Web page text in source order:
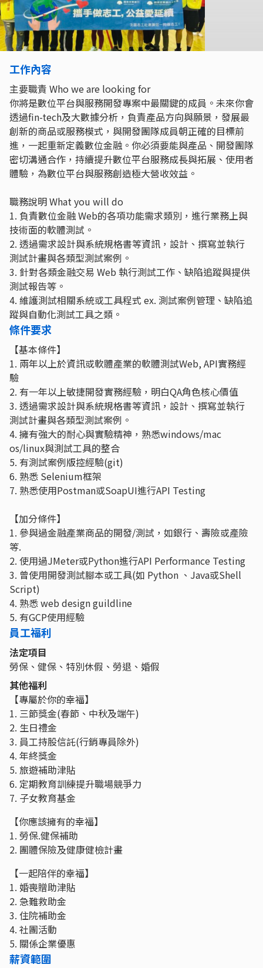
工作內容
主要職責 Who we are looking for
你將是數位平台與服務開發專案中最關鍵的成員。未來你會
透過fin-tech及大數據分析，負責產品方向與願景，發展最
創新的商品或服務模式，與開發團隊成員朝正確的目標前
進，一起重新定義數位金融。你必須要能與產品、開發團隊
密切溝通合作，持續提升數位平台服務成長與拓展、使用者
體驗，為數位平台與服務創造極大營收效益。
職務說明 What you will do
1. 負責數位金融 Web的各項功能需求類別，進行業務上與
技術面的軟體測試。
2. 透過需求設計與系統規格書等資訊，設計、撰寫並執行
測試計畫與各類型測試案例。
3. 針對各類金融交易 Web 執行測試工作、缺陷追蹤與提供
測試報告等。
4. 維護測試相關系統或工具程式 ex. 測試案例管理、缺陷追
蹤與自動化測試工具之類。
條件要求
【基本條件】
1. 兩年以上於資訊或軟體產業的軟體測試Web, API實務經
驗
2. 有一年以上敏捷開發實務經驗，明白QA角色核心價值
3. 透過需求設計與系統規格書等資訊，設計、撰寫並執行
測試計畫與各類型測試案例。
4. 擁有強大的耐心與實驗精神，熟悉windows/mac
os/linux與測試工具的整合
5. 有測試案例版控經驗(git)
6. 熟悉 Selenium框架
7. 熟悉使用Postman或SoapUI進行API Testing
【加分條件】
1. 參與過金融產業商品的開發/測試，如銀行、壽險或產險
等.
2. 使用過JMeter或Python進行API Performance Testing
3. 曾使用開發測試腳本或工具(如 Python 、Java或Shell
Script)
4. 熟悉 web design guildline
5. 有GCP使用經驗
員工福利
法定項目
勞保、健保、特別休假、勞退、婚假
其他福利
【專屬於你的幸福】
1. 三節獎金(春節、中秋及端午)
2. 生日禮金
3. 員工持股信託(行銷專員除外)
4. 年終獎金
5. 旅遊補助津貼
6. 定期教育訓練提升職場競爭力
7. 子女教育基金
【你應該擁有的幸福】
1. 勞保.健保補助
2. 團體保險及健康健檢計畫
【一起陪伴的幸福】
1. 婚喪贈助津貼
2. 急難救助金
3. 住院補助金
4. 社團活動
5. 關係企業優惠
薪資範圍